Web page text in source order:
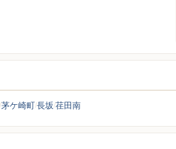
茅ケ崎町長坂 荏田南